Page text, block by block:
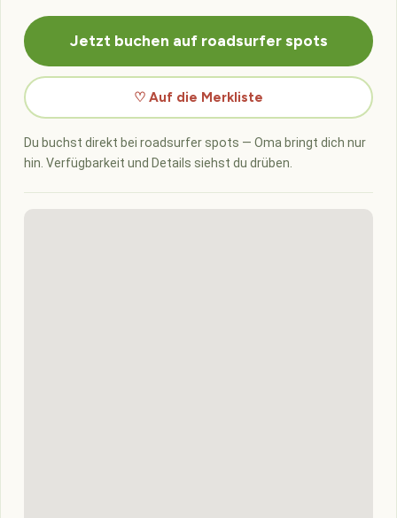
Jetzt buchen auf roadsurfer spots
♡ Auf die Merkliste
Du buchst direkt bei roadsurfer spots — Oma bringt dich nur
hin. Verfügbarkeit und Details siehst du drüben.